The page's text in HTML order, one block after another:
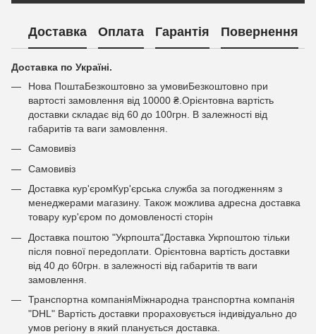
Доставка Оплата Гарантія Повернення
Доставка по Україні.
Нова ПоштаБезкоштовно за умовиБезкоштовно при
вартості замовлення від 10000 ₴.Орієнтовна вартість
доставки складає від 60 до 100грн. В залежності від
габаритів та ваги замовлення.
Самовивіз
Самовивіз
Доставка кур'єромКур'єрська служба за погодженням з
менеджерами магазину. Також можлива адресна доставка
товару кур'єром по домовленості сторін
Доставка поштою "Укрпошта"Доставка Укрпоштою тільки
після повної передоплати. Орієнтовна вартість доставки
від 40 до 60грн. в залежності від габаритів тв ваги
замовлення.
Транспортна компаніяМіжнародна транспортна компанія
"DHL" Вартість доставки прораховується індивідуально до
умов регіону в який планується доставка.